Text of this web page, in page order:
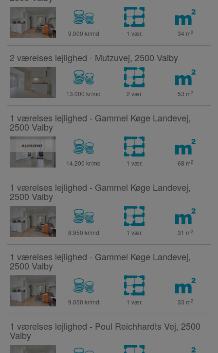
9.000 kr/md 1 vær. 34 m2
2 værelses lejlighed - Mutzuvej, 2500 Valby
13.000 kr/md 2 vær. 53 m2
1 værelses lejlighed - Gammel Køge Landevej,
2500 Valby
14.200 kr/md 1 vær. 68 m2
1 værelses lejlighed - Gammel Køge Landevej,
2500 Valby
8.950 kr/md 1 vær. 31 m2
1 værelses lejlighed - Gammel Køge Landevej,
2500 Valby
9.050 kr/md 1 vær. 33 m2
1 værelses lejlighed - Poul Reichhardts Vej, 2500
Valby